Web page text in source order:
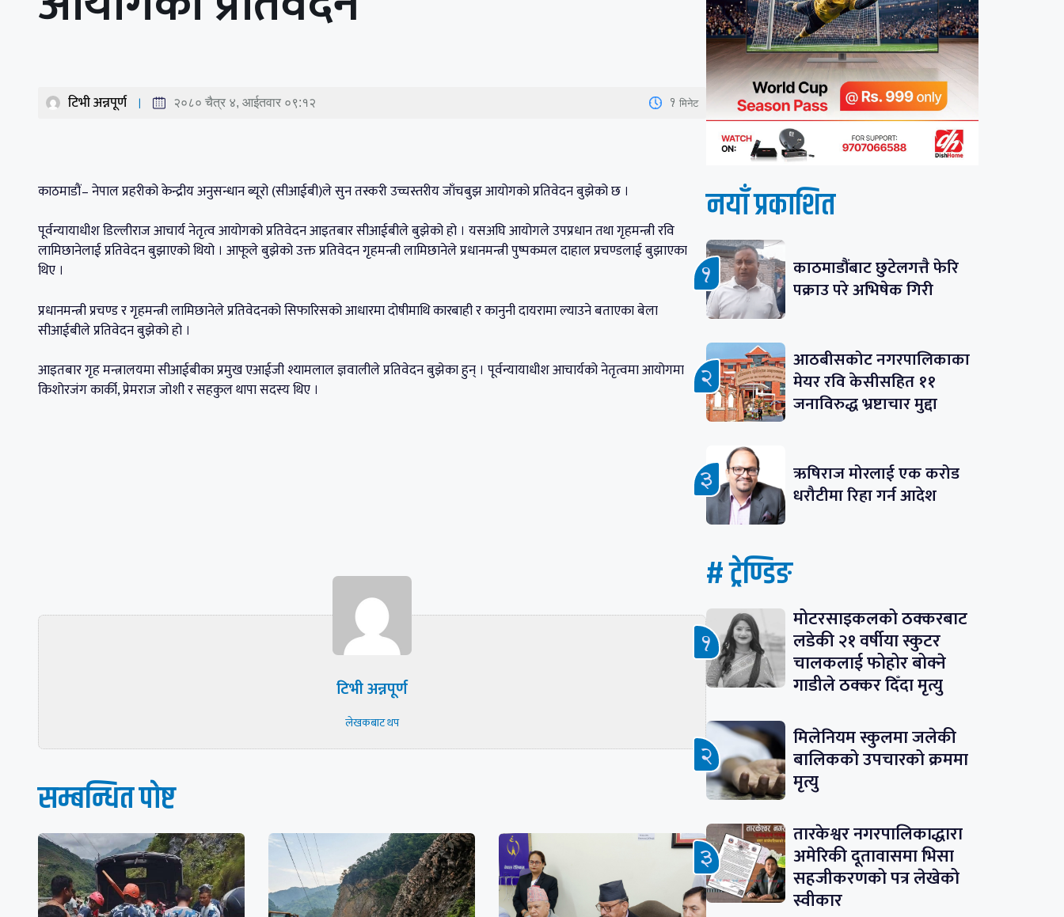
टिभी अन्नपूर्ण २०८० चैत्र ४, आईतवार ०९:१२ 1 मिनेट
काठमाडौं– नेपाल प्रहरीको केन्द्रीय अनुसन्धान ब्यूरो (सीआईबी)ले सुन तस्करी उच्चस्तरीय जाँचबुझ आयोगको प्रतिवेदन बुझेको छ ।
पूर्वन्यायाधीश डिल्लीराज आचार्य नेतृत्व आयोगको प्रतिवेदन आइतबार सीआईबीले बुझेको हो । यसअघि आयोगले उपप्रधान तथा गृहमन्त्री रवि
लामिछानेलाई प्रतिवेदन बुझाएको थियो । आफूले बुझेको उक्त प्रतिवेदन गृहमन्त्री लामिछानेले प्रधानमन्त्री पुष्पकमल दाहाल प्रचण्डलाई बुझाएका
थिए ।
प्रधानमन्त्री प्रचण्ड र गृहमन्त्री लामिछानेले प्रतिवेदनको सिफारिसको आधारमा दोषीमाथि कारबाही र कानुनी दायरामा ल्याउने बताएका बेला
सीआईबीले प्रतिवेदन बुझेको हो ।
आइतबार गृह मन्त्रालयमा सीआईबीका प्रमुख एआईजी श्यामलाल ज्ञवालीले प्रतिवेदन बुझेका हुन् । पूर्वन्यायाधीश आचार्यको नेतृत्वमा आयोगमा
किशोरजंग कार्की, प्रेमराज जोशी र सहकुल थापा सदस्य थिए ।
टिभी अन्नपूर्ण
लेखकबाट थप
सम्बन्धित पाेष्ट
नयाँ प्रकाशित
काठमाडौंबाट छुटेलगत्तै फेरि
पक्राउ परे अभिषेक गिरी
आठबीसकोट नगरपालिकाका
मेयर रवि केसीसहित ११
जनाविरुद्ध भ्रष्टाचार मुद्दा
ऋषिराज मोरलाई एक करोड
धरौटीमा रिहा गर्न आदेश
# ट्रेण्डिङ
मोटरसाइकलको ठक्करबाट
लडेकी २१ वर्षीया स्कुटर
चालकलाई फोहोर बोक्ने
गाडीले ठक्कर दिँदा मृत्यु
मिलेनियम स्कुलमा जलेकी
बालिकको उपचारको क्रममा
मृत्यु
तारकेश्वर नगरपालिकाद्धारा
अमेरिकी दूतावासमा भिसा
सहजीकरणको पत्र लेखेको
स्वीकार